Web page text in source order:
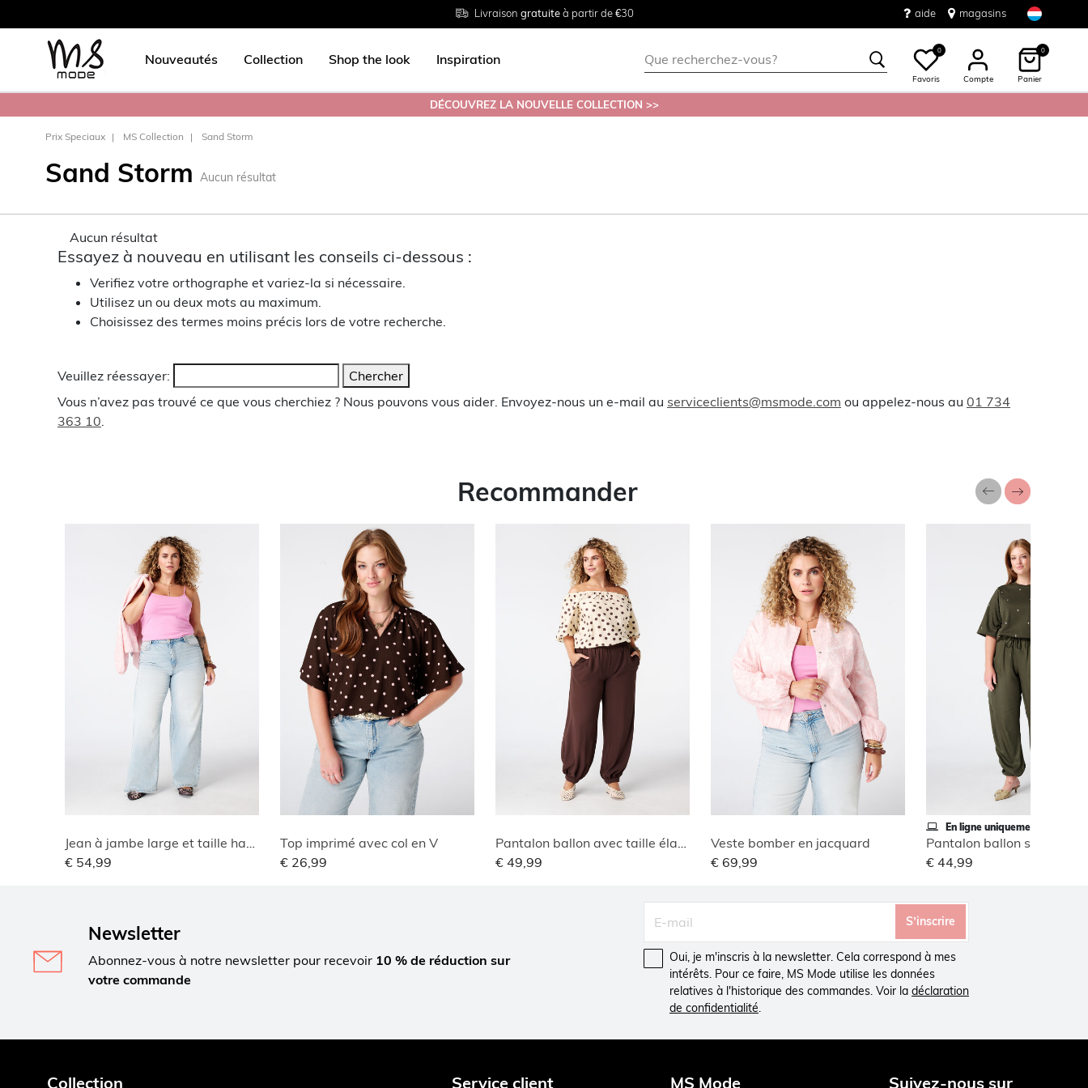
Livraison gratuiteà partir de €30
Tailles du38 au 54
Retourgratuit en magasin aide magasins
Nouveautés Collection Shop the look Inspiration
0
Favoris Compte
0
Panier
DÉCOUVREZ LA NOUVELLE COLLECTION >>
Prix Speciaux MS Collection Sand Storm
Sand Storm Aucun résultat
Aucun résultat
Essayez à nouveau en utilisant les conseils ci-dessous :
Verifiez votre orthographe et variez-la si nécessaire.
Utilisez un ou deux mots au maximum.
Choisissez des termes moins précis lors de votre recherche.
Veuillez réessayer:
Chercher
Vous n’avez pas trouvé ce que vous cherchiez ? Nous pouvons vous aider. Envoyez-nous un e-mail au serviceclients@msmode.com ou appelez-nous au 01 734
363 10
Recommander
€ 54,99
Top imprimé avec col en V
€ 26,99
€ 49,99
Veste bomber en jacquard
€ 69,99
En ligne uniquement
Pantalon ballon style
€ 44,99
Newsletter
Abonnez-vous à notre newsletter pour recevoir 10 % de réduction sur
votre commande
S’inscrire
Oui, je m'inscris à la newsletter. Cela correspond à mes
intérêts. Pour ce faire, MS Mode utilise les données
relatives à l'historique des commandes. Voir la déclaration
de confidentialité
Collection Service client MS Mode Suivez-nous sur